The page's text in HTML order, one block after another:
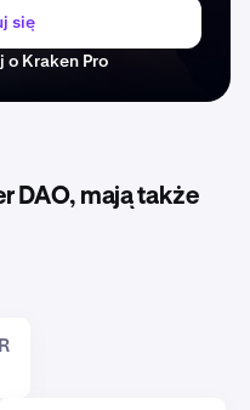
się
Kraken Pro
DAO, mają także